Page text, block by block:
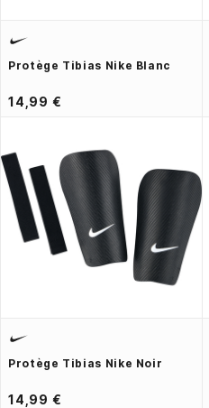
Protège Tibias Nike Blanc
14,99 €
Protège Tibias Nike Noir
14,99 €